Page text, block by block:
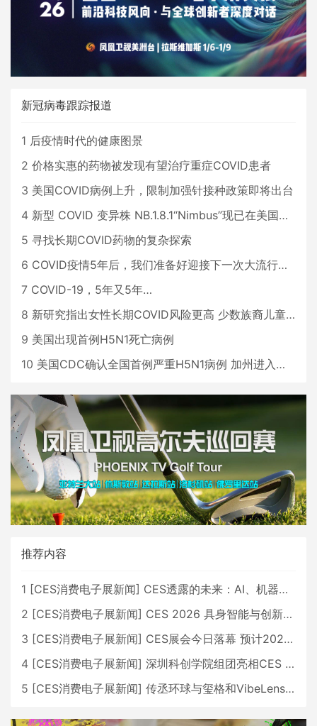
新冠病毒跟踪报道
1 后疫情时代的健康图景
2 价格实惠的药物被发现有望治疗重症COVID患者
3 美国COVID病例上升，限制加强针接种政策即将出台
4 新型 COVID 变异株 NB.1.8.1“Nimbus”现已在美国占据主导地位
5 寻找长期COVID药物的复杂探索
6 COVID疫情5年后，我们准备好迎接下一次大流行了吗？
7 COVID-19，5年又5年…
8 新研究指出女性长期COVID风险更高 少数族裔儿童存在差异
9 美国出现首例H5N1死亡病例
10 美国CDC确认全国首例严重H5N1病例 加州进入紧急状态
推荐内容
1 [CES消费电子展新闻] CES透露的未来：AI、机器人与智能生活大爆发
2 [CES消费电子展新闻] CES 2026 具身智能与创新领域 中国公司大放异彩
3 [CES消费电子展新闻] CES展会今日落幕 预计2026行业收入将超五千亿美元
4 [CES消费电子展新闻] 深圳科创学院组团亮相CES 广受好评
5 [CES消费电子展新闻] 传丞环球与玺格和VibeLens共同推出全新耳机